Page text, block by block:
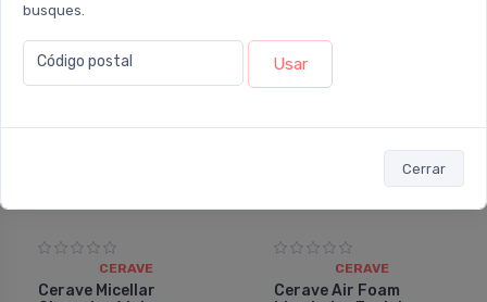
busques.
Código postal Usar
Cerrar
35%OFF
CERAVE
Cerave Micellar
CERAVE
Cerave Air Foam